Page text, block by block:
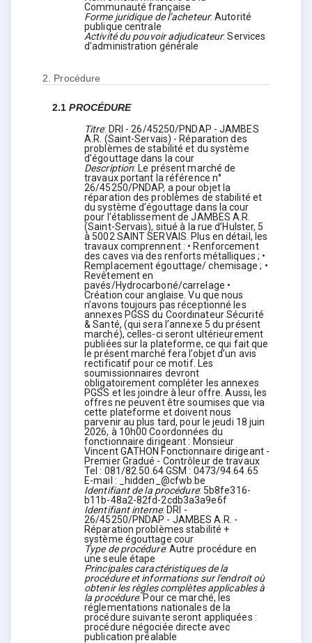
Communauté française
Forme juridique de l’acheteur:Autorité
publique centrale
Activité du pouvoir adjudicateur:Services
d’administration générale
2. Procédure
2.1PROCÉDURE
Titre: DRI - 26/45250/PNDAP - JAMBES
A.R. (Saint-Servais) - Réparation des
problèmes de stabilité et du système
d’égouttage dans la cour
Description:Le présent marché de
travaux portant la référence n°
26/45250/PNDAP, a pour objet la
réparation des problèmes de stabilité et
du système d’égouttage dans la cour
pour l'établissement de JAMBES A.R.
(Saint-Servais), situé à la rue d’Hulster, 5
à 5002 SAINT SERVAIS. Plus en détail, les
travaux comprennent : • Renforcement
des caves via des renforts métalliques ; •
Remplacement égouttage/ chemisage ; •
Revêtement en
pavés/Hydrocarboné/carrelage •
Création cour anglaise. Vu que nous
n’avons toujours pas réceptionné les
annexes PGSS du Coordinateur Sécurité
& Santé, (qui sera l’annexe 5 du présent
marché), celles-ci seront ultérieurement
publiées sur la plateforme, ce qui fait que
le présent marché fera l’objet d’un avis
rectificatif pour ce motif. Les
soumissionnaires devront
obligatoirement compléter les annexes
PGSS et les joindre à leur offre. Aussi, les
offres ne peuvent être soumises que via
cette plateforme et doivent nous
parvenir au plus tard, pour le jeudi 18 juin
2026, à 10h00 Coordonnées du
fonctionnaire dirigeant : Monsieur
Vincent GATHON Fonctionnaire dirigeant -
Premier Gradué - Contrôleur de travaux
Tel : 081/82.50.64 GSM : 0473/94.64.65
E-mail : _hidden_@cfwb.be
Identifiant de la procédure: 5b8fe316-
b11b-48a2-82fd-2cdb3a3a9e6f
Identifiant interne:DRI -
26/45250/PNDAP - JAMBES A.R. -
Réparation problèmes stabilité +
système égouttage cour
Type de procédure: Autre procédure en
une seule étape
Principales caractéristiques de la
procédure et informations sur l'endroit où
obtenir les règles complètes applicables à
la procédure:Pour ce marché, les
réglementations nationales de la
procédure suivante seront appliquées :
procédure négociée directe avec
publication préalable